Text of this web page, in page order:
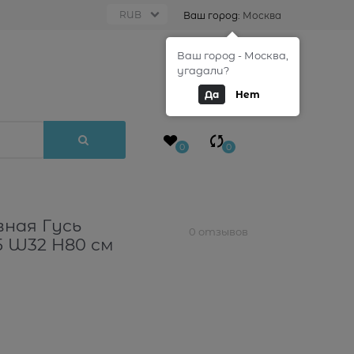
Ваш город: Москва
0
0 0
Гусь
H80 см
0 отзывов
Ваш город - Москва,
угадали?
Да Нет